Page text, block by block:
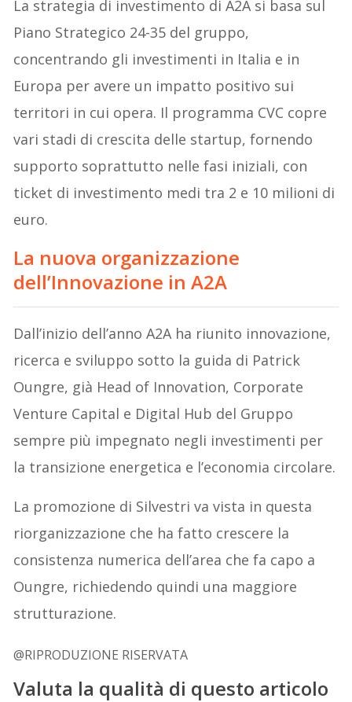
La strategia di investimento di A2A si basa sul
Piano Strategico 24-35 del gruppo,
concentrando gli investimenti in Italia e in
Europa per avere un impatto positivo sui
territori in cui opera. Il programma CVC copre
vari stadi di crescita delle startup, fornendo
supporto soprattutto nelle fasi iniziali, con
ticket di investimento medi tra 2 e 10 milioni di
euro.
La nuova organizzazione
dell’Innovazione in A2A
Dall’inizio dell’anno A2A ha riunito innovazione,
ricerca e sviluppo sotto la guida di Patrick
Oungre, già Head of Innovation, Corporate
Venture Capital e Digital Hub del Gruppo
sempre più impegnato negli investimenti per
la transizione energetica e l’economia circolare.
La promozione di Silvestri va vista in questa
riorganizzazione che ha fatto crescere la
consistenza numerica dell’area che fa capo a
Oungre, richiedendo quindi una maggiore
strutturazione.
@RIPRODUZIONE RISERVATA
Valuta la qualità di questo articolo